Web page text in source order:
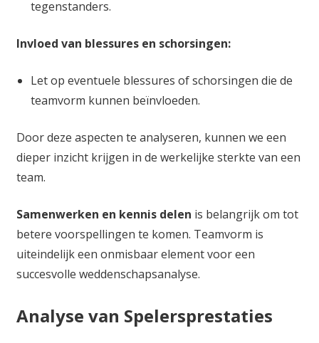
tegenstanders.
Invloed van blessures en schorsingen:
Let op eventuele blessures of schorsingen die de
teamvorm kunnen beïnvloeden.
Door deze aspecten te analyseren, kunnen we een
dieper inzicht krijgen in de werkelijke sterkte van een
team.
Samenwerken en kennis delen is belangrijk om tot
betere voorspellingen te komen. Teamvorm is
uiteindelijk een onmisbaar element voor een
succesvolle weddenschapsanalyse.
Analyse van Spelersprestaties